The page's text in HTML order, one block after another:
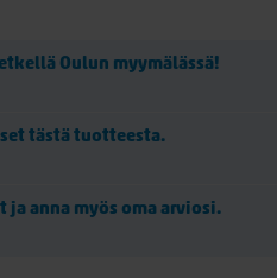
Oulun myymälässä!
tästä tuotteesta.
ja anna myös oma arviosi.